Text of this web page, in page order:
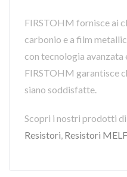
FIRSTOHM fornisce ai
carbonio e a film
con tecnologia avanzata
FIRSTOHM garantisce
siano soddisfatte.
Scopri i nostri prodotti
Resistori Resistori MELF